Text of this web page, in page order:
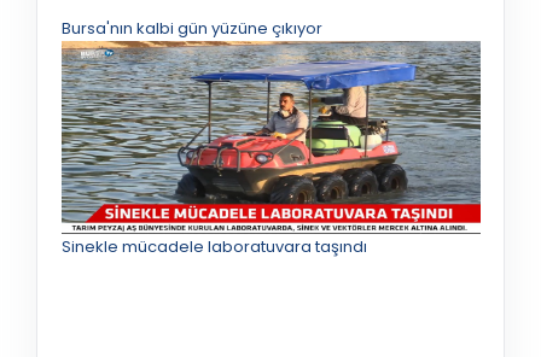
Bursa'nın kalbi gün yüzüne çıkıyor
Sinekle mücadele laboratuvara taşındı